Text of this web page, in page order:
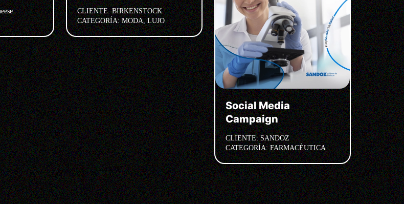
CLIENTE: BIRKENSTOCK
CATEGORÍA: MODA, LUJO
Social Media
Campaign
CLIENTE: SANDOZ
CATEGORÍA: FARMACÉUTICA